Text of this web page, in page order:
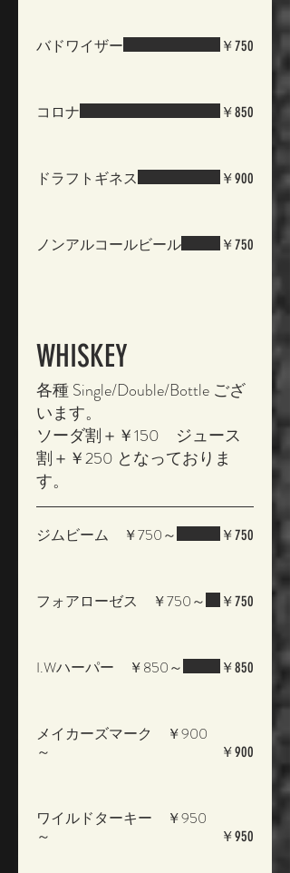
バドワイザー ￥750
コロナ ￥850
ドラフトギネス ￥900
ノンアルコールビール ￥750
WHISKEY
各種 Single/Double/Bottle ござ
います。
ソーダ割＋￥150 ジュース
割＋￥250 となっておりま
す。
ジムビーム ￥750～ ￥750
フォアローゼス ￥750～ ￥750
I.Wハーパー ￥850～ ￥850
メイカーズマーク ￥900
～
￥900
ワイルドターキー ￥950
～
￥950